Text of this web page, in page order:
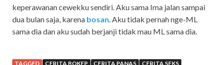
keperawanan cewekku sendiri. Aku sama Ima jalan sampai
dua bulan saja, karena bosan. Aku tidak pernah nge-ML
sama dia dan aku sudah berjanji tidak mau ML sama dia.
TAGGED CERITA BOKEP CERITA PANAS CERITA SEKS